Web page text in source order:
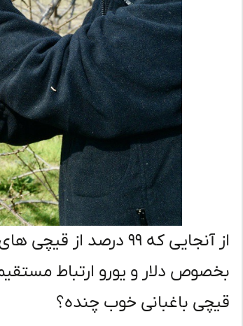
از آنجایی که ۹۹ درصد
بخصوص دلار و یورو ارتباط
قیچی باغبانی خوب چنده؟